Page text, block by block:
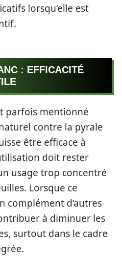
lorsqu’elle est
: EFFICACITÉ
parfois mentionné
contre la pyrale
être efficace à
doit rester
usage trop concentré
Lorsque ce
complément d’autres
à diminuer les
surtout dans le cadre